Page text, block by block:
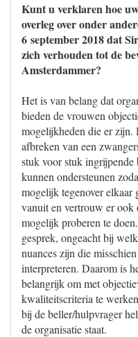
Kunt u verklaren hoe
overleg over onder
6 september 2018 dat
zich verhouden tot de
Amsterdammer?
Het is van belang dat
bieden de vrouwen
mogelijkheden die er
afbreken van een
stuk voor stuk
kunnen ondersteunen
mogelijk tegenover
vanuit en vertrouw er
mogelijk proberen te
gesprek, ongeacht bij
nuances zijn die
interpreteren. Daarom is
belangrijk om met
kwaliteitscriteria te
bij de beller/hulpvrager
de organisatie staat.